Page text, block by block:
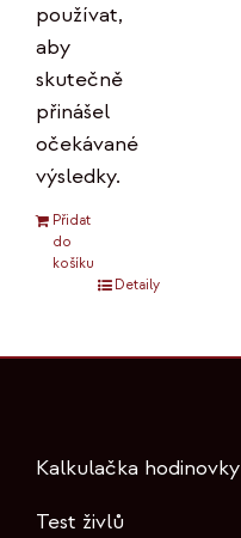
používat,
aby
skutečně
přinášel
očekávané
výsledky.
Přidat
do
košíku
Detaily
Kalkulačka hodinovky
Test živlů